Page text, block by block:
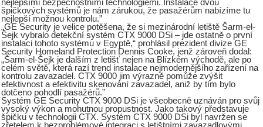
nejlepšími bezpečnostními technologiemi. Instalace dvou
špičkových systémů je nám zárukou, že pasažérům nabízíme tu
nejlepší možnou kontrolu.”
„GE Security je velice potěšena, že si mezinárodní letiště Šarm-el-
Šejk vybralo detekční systém CTX 9000 DSi – jde ostatně o první
instalaci tohoto systému v Egyptě,“ prohlásil prezident divize GE
Security Homeland Protection Dennis Cooke, jenž zároveň dodal:
„Šarm-el-Šejk je dalším z letišť nejen na Blízkém východě, ale po
celém světě, která razí trend instalace nejmodernějšího zařízení na
kontrolu zavazadel. CTX 9000 jim výrazně pomůže zvýšit
efektivnost a efektivitu skenování zavazadel, aniž by tím bylo
dotčeno pohodlí pasažérů.”
Systém GE Security CTX 9000 DSi je všeobecně uznáván pro svůj
vysoký výkon a mohutnou propustnost. Jako takový představuje
špičku v technologii CTX. Systém CTX 9000 DSi byl navržen se